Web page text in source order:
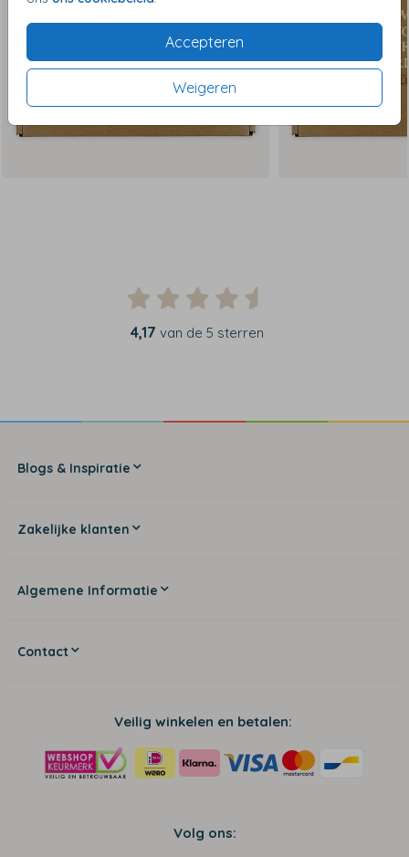
Accepteren
Weigeren
4,17 van de 5 sterren
Blogs & Inspiratie
Zakelijke klanten
Algemene Informatie
Contact
Veilig winkelen en betalen:
Volg ons: